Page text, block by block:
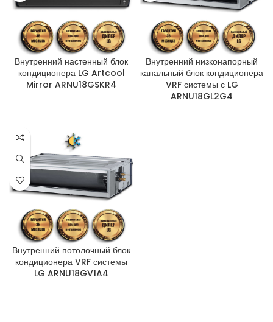
Внутренний настенный блок
кондиционера LG Artcool
Mirror ARNU18GSKR4
Внутренний низконапорный
канальный блок кондиционера
VRF системы с LG
ARNU18GL2G4
Внутренний потолочный блок
кондиционера VRF системы
LG ARNU18GV1A4